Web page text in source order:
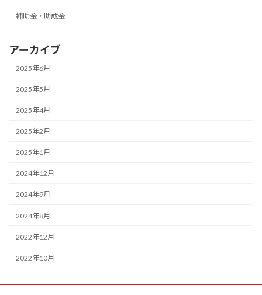
補助金・助成金
アーカイブ
2025年6月
2025年5月
2025年4月
2025年2月
2025年1月
2024年12月
2024年9月
2024年8月
2022年12月
2022年10月